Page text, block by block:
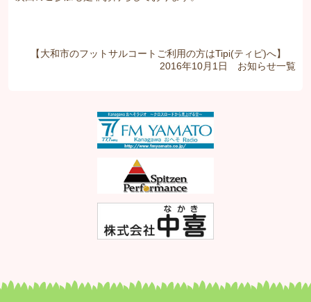
【大和市のフットサルコートご利用の方はTipi(ティピ)へ】
2016年10月1日 お知らせ一覧